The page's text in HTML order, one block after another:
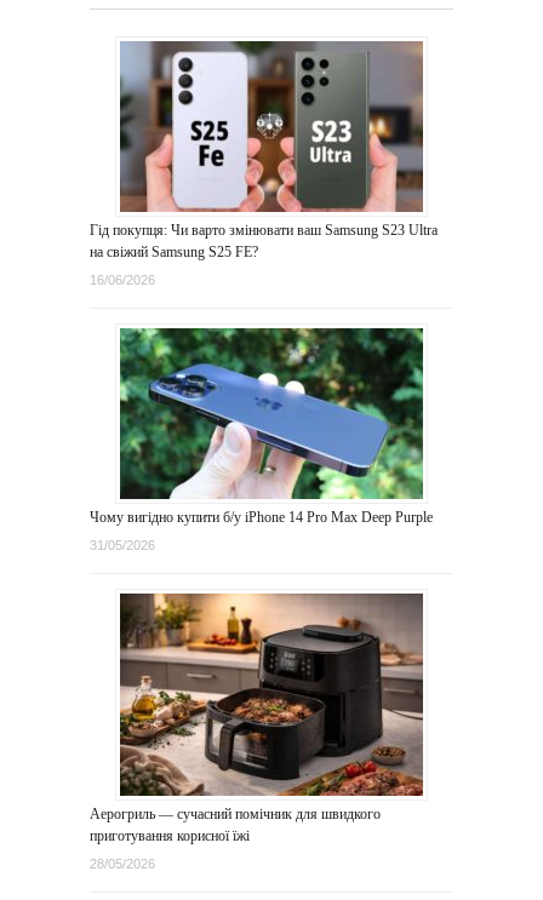
Гід покупця: Чи варто змінювати ваш Samsung S23 Ultra
на свіжий Samsung S25 FE?
16/06/2026
Чому вигідно купити б/у iPhone 14 Pro Max Deep Purple
31/05/2026
Аерогриль — сучасний помічник для швидкого
приготування корисної їжі
28/05/2026